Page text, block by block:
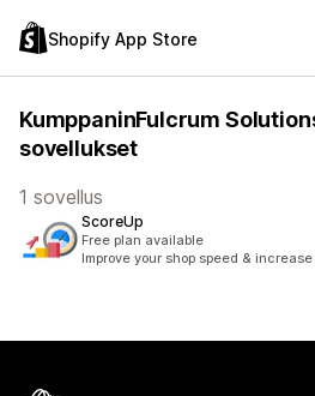
Shopify App Store
KumppaninFulcrum
sovellukset
1 sovellus
ScoreUp
Free plan available
Improve your shop speed &